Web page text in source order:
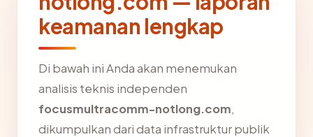
keamanan lengkap
Di bawah ini Anda akan menemukan
analisis teknis independen
focusmultracomm-notlong.com,
dikumpulkan dari data infrastruktur publik